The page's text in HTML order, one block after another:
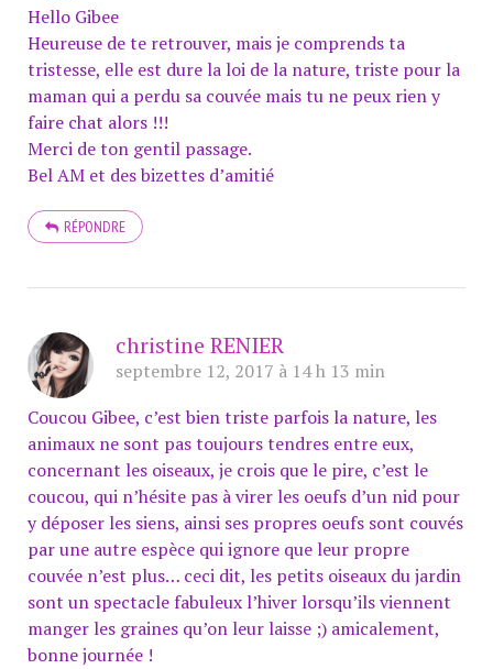
Hello Gibee
Heureuse de te retrouver, mais je comprends ta
tristesse, elle est dure la loi de la nature, triste pour la
maman qui a perdu sa couvée mais tu ne peux rien y
faire chat alors !!!
Merci de ton gentil passage.
Bel AM et des bizettes d’amitié
RÉPONDRE
christine RENIER
septembre 12, 2017 à 14 h 13 min
Coucou Gibee, c’est bien triste parfois la nature, les
animaux ne sont pas toujours tendres entre eux,
concernant les oiseaux, je crois que le pire, c’est le
coucou, qui n’hésite pas à virer les oeufs d’un nid pour
y déposer les siens, ainsi ses propres oeufs sont couvés
par une autre espèce qui ignore que leur propre
couvée n’est plus… ceci dit, les petits oiseaux du jardin
sont un spectacle fabuleux l’hiver lorsqu’ils viennent
manger les graines qu’on leur laisse ;) amicalement,
bonne journée !